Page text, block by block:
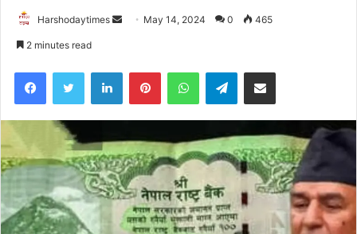
Harshodaytimes
Send May 14, 2024 0 465
2 minutes read
FacebookTwitter LinkedInPinterestWhatsAppTelegramShare via Email